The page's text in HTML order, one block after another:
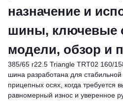
назначение и
шины, ключевые
модели, обзор и
385/65 r22.5 Triangle TRT02 160/
шина разработана для стабильной
прицепных осях, когда требуется
равномерный износ и уверенное